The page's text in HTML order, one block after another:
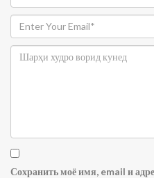
Сохранить моё имя, email и